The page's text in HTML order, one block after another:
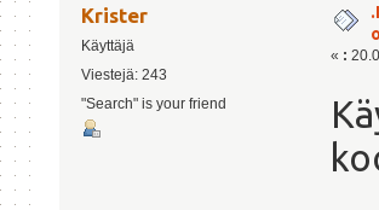
Krister
Käyttäjä
Viestejä: 243
"Search" is your friend
« :